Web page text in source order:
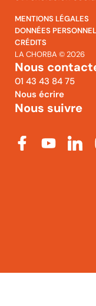
MENTIONS LÉGALES
DONNÉES
CRÉDITS
LA CHORBA © 2026
Nous
01 43 43 84 75
Nous écrire
Nous suivre